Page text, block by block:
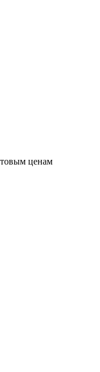
ценам